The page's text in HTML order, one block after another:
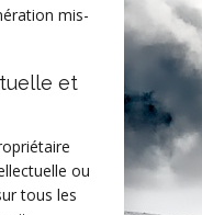
mis-
et
ou
tous les